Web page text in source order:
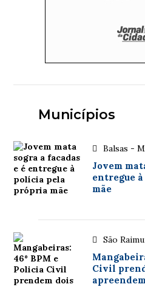
Municípios
Balsas -
Jovem
entregue
mãe
São
Civil